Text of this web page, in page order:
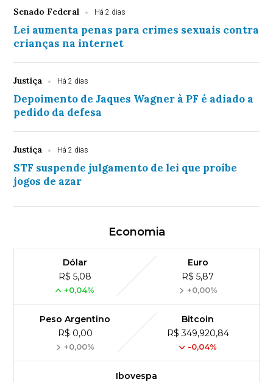
Senado Federal Há 2 dias
Lei aumenta penas para crimes sexuais contra
crianças na internet
Justiça Há 2 dias
Depoimento de Jaques Wagner à PF é adiado a
pedido da defesa
Justiça Há 2 dias
STF suspende julgamento de lei que proíbe
jogos de azar
Economia
Dólar
R$ 5,08
+0,04%
Euro
R$ 5,87
+0,00%
Peso Argentino
R$ 0,00
+0,00%
Bitcoin
R$ 349,920,84
-0,04%
Ibovespa